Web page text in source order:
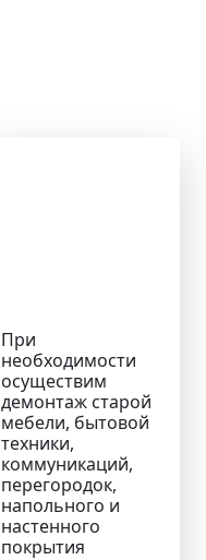
При
необходимости
осуществим
демонтаж старой
мебели, бытовой
техники,
коммуникаций,
перегородок,
напольного и
настенного
покрытия